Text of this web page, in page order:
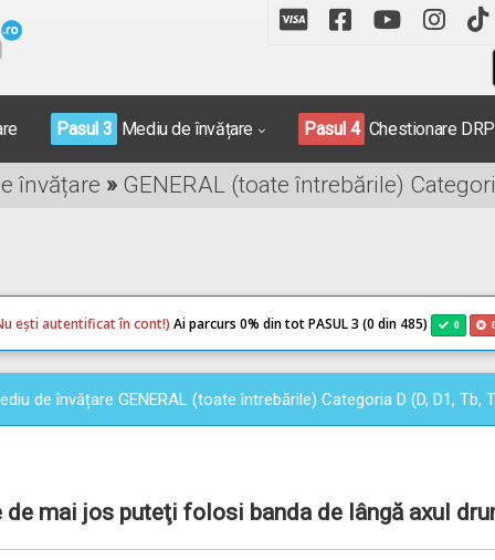
Pasul 3 Mediu de învățare Pasul 4 Chestionare
învățare » GENERAL (toate întrebările)
ești autentificat în cont!) Ai parcurs 0% din tot PASUL 3 (0 din 485) 0 0
de învățare GENERAL (toate întrebările) Categoria D (D, D1, Tb,
mai jos puteţi folosi banda de lângă axul